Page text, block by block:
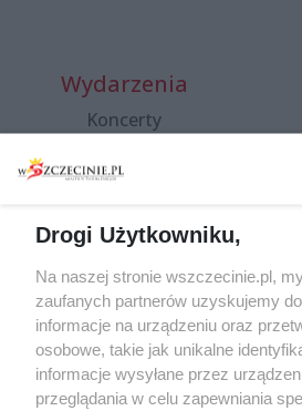
Wydarzenia
Koncerty
Spacery i oprowadzania
targi
Wernisaże
Więcej
Drogi Użytkowniku,
Na naszej stronie wszczecinie.pl,
zaufanych partnerów uzyskujemy
informacje na urządzeniu oraz
osobowe, takie jak unikalne
informacje wysyłane przez
przeglądania w celu zapewniania